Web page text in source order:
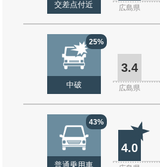
交差点付近 広島県
25%
中破
3.4
広島県
43%
普通乗用車
4.0